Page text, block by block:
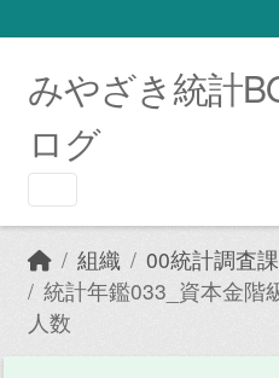
みやざき統計
ログ
組織
00統計調査課
統計年鑑033_資本金階
人数